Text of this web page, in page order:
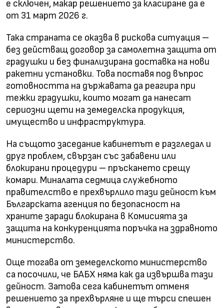
е сключен, макар решението за класиране да е
от 31 март 2026 г.
Така страната се оказва в рискова ситуация –
без действащ договор за самолетна защита от
градушки и без финализирана доставка на нови
ракетни установки. Това поставя под въпрос
готовността на държавата да реагира при
тежки градушки, които могат да нанесат
сериозни щети на земеделска продукция,
имущество и инфраструктура.
На същото заседание кабинетът е разгледал и
друг проблем, свързан със забавени или
блокирани процедури – пръскането срещу
комари. Миналата седмица служебното
правителство е прехвърлило тази дейност към
Българската агенция по безопасност на
храните заради блокирана в Комисията за
защита на конкуренцията поръчка на здравното
министерство.
Още тогава от земеделското министерство
са посочили, че БАБХ няма как да извършва тази
дейност. Затова сега кабинетът отменя
решението за прехвърляне и ще търси спешен